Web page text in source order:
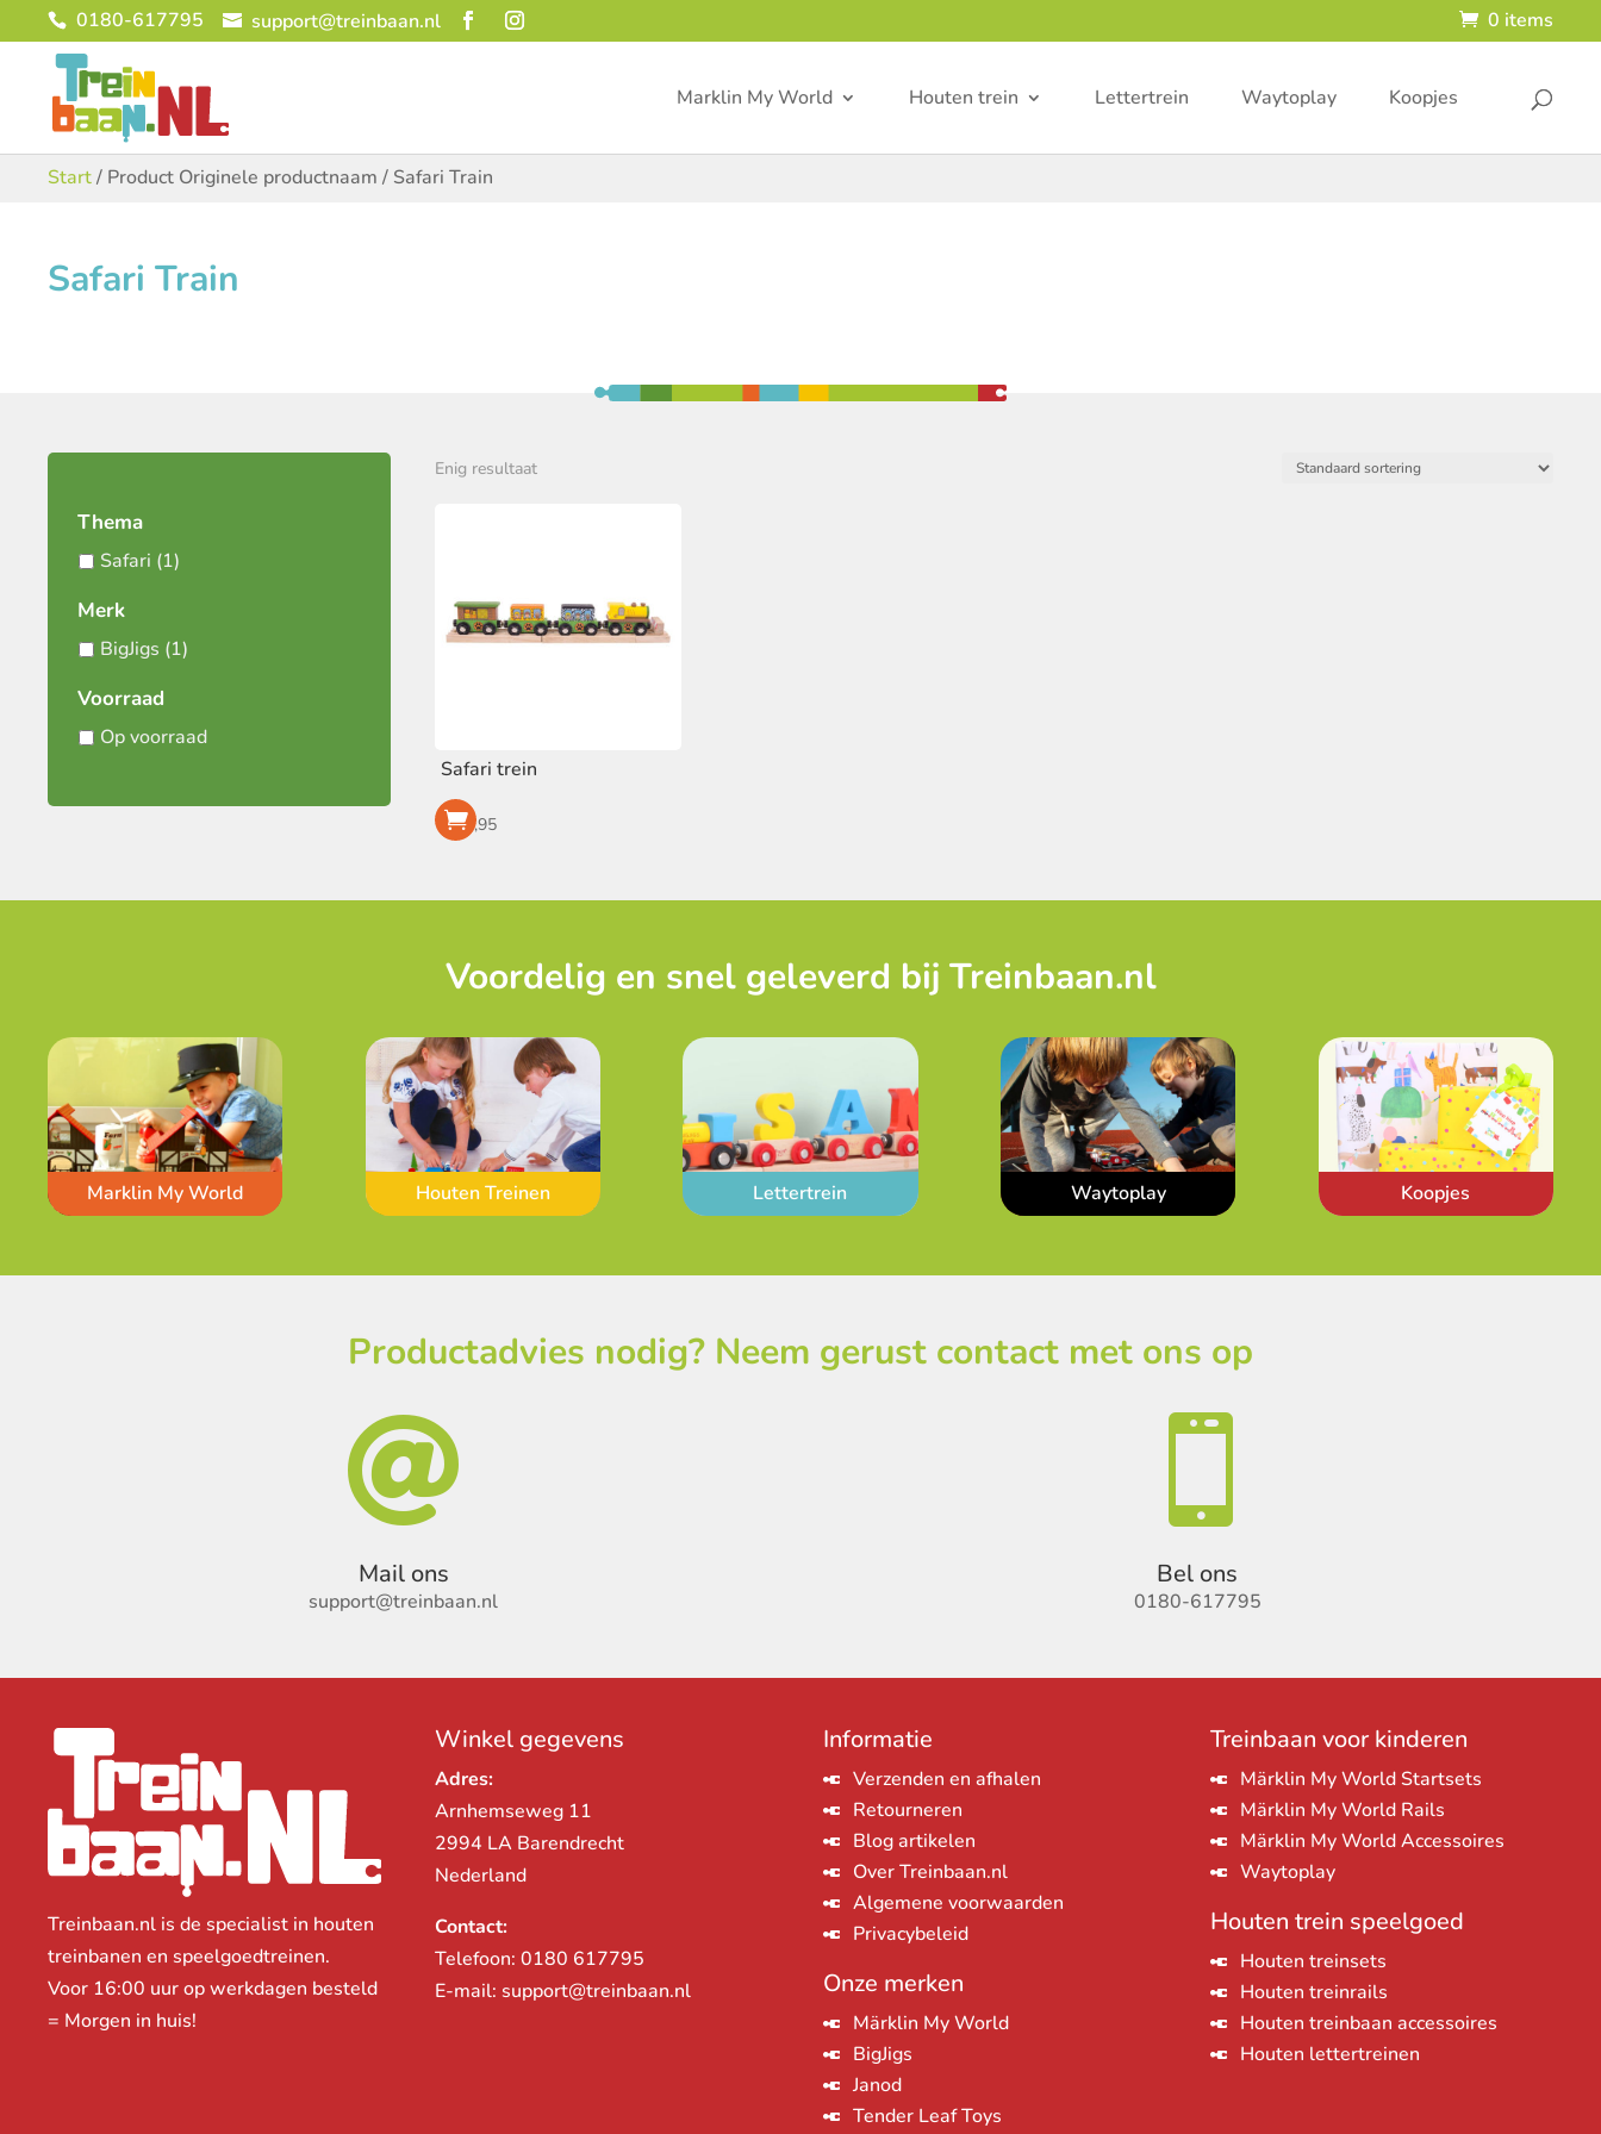
0180-617795 support@treinbaan.nl 0 items
Marklin My World Houten trein Lettertrein Waytoplay Koopjes
Start/ Product Originele productnaam / Safari Train
Safari Train
Thema
Safari (1)
Merk
BigJigs (1)
Voorraad
Op voorraad
Enig resultaat
Safari trein
€16,95
Voordelig en snel geleverd bij Treinbaan.nl
Marklin My World Houten Treinen Lettertrein Waytoplay Koopjes
Productadvies nodig? Neem gerust contact met ons op

Mail ons
support@treinbaan.nl

Bel ons
0180-617795
Treinbaan.nl is de specialist in houten
treinbanen en speelgoedtreinen.
Voor 16:00 uur op werkdagen besteld
= Morgen in huis!
Winkel gegevens
Adres:
Arnhemseweg 11
2994 LA Barendrecht
Nederland
Contact:
Telefoon:0180 617795
E-mail:support@treinbaan.nl
Informatie
Verzenden en afhalen
Retourneren
Blog artikelen
Over Treinbaan.nl
Algemene voorwaarden
Privacybeleid
Onze merken
Märklin My World
BigJigs
Janod
Tender Leaf Toys
Treinbaan voor kinderen
Märklin My World Startsets
Märklin My World Rails
Märklin My World Accessoires
Waytoplay
Houten trein speelgoed
Houten treinsets
Houten treinrails
Houten treinbaan accessoires
Houten lettertreinen